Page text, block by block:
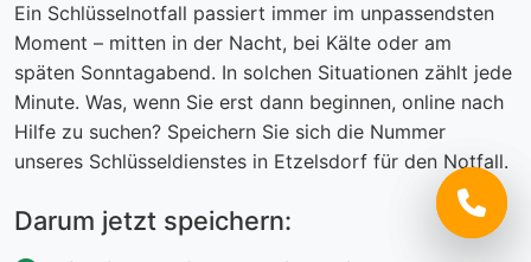
Ein Schlüsselnotfall passiert immer im unpassendsten
Moment – mitten in der Nacht, bei Kälte oder am
späten Sonntagabend. In solchen Situationen zählt jede
Minute. Was, wenn Sie erst dann beginnen, online nach
Hilfe zu suchen? Speichern Sie sich die Nummer
unseres Schlüsseldienstes in Etzelsdorf für den Notfall.
Darum jetzt speichern: